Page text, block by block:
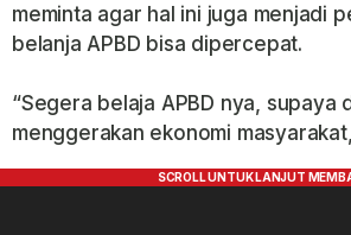
meminta agar hal ini juga menjadi
belanja APBD bisa dipercepat.
“Segera belaja APBD nya, supaya
menggerakan ekonomi